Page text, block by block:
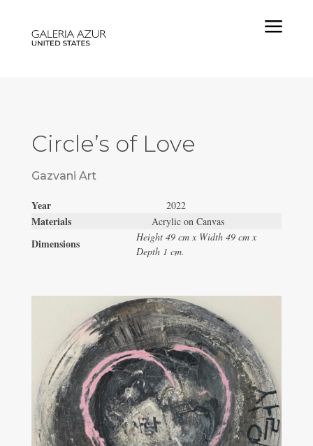
a
Circle’s of Love
Gazvani Art
Year 2022
Materials Acrylic on Canvas
Dimensions
Height 49 cm x Width 49 cm x
Depth 1 cm.